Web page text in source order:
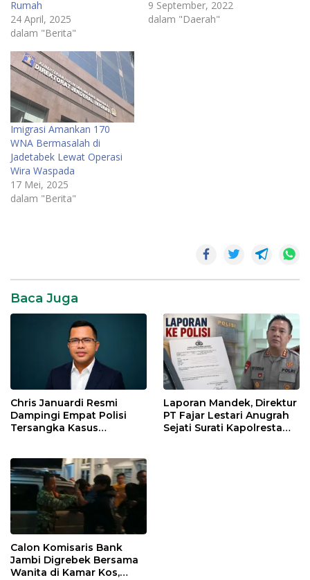
Rumah
24 April, 2025
dalam "Berita"
9 September, 2022
dalam "Daerah"
Imigrasi Amankan 170
WNA Bermasalah di
Jadetabek Lewat Operasi
Wira Waspada
17 Mei, 2025
dalam "Berita"
Baca Juga
Chris Januardi Resmi
Dampingi Empat Polisi
Tersangka Kasus
Laporan Mandek, Direktur
PT Fajar Lestari Anugrah
Sejati Surati Kapolresta
Calon Komisaris Bank
Jambi Digrebek Bersama
Wanita di Kamar Kos,